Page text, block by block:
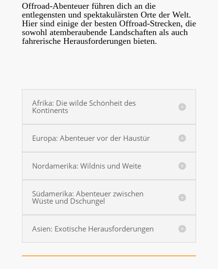
Offroad-Abenteuer führen dich an die
entlegensten und spektakulärsten Orte der Welt.
Hier sind einige der besten Offroad-Strecken, die
sowohl atemberaubende Landschaften als auch
fahrerische Herausforderungen bieten.
Afrika: Die wilde Schönheit des
Kontinents
Europa: Abenteuer vor der Haustür
Nordamerika: Wildnis und Weite
Südamerika: Abenteuer zwischen
Wüste und Dschungel
Asien: Exotische Herausforderungen